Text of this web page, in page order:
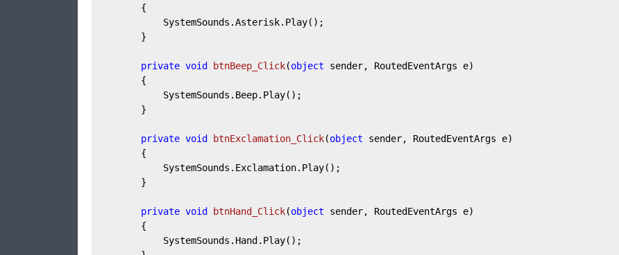
private void btnBeep_Click(object sender, RoutedEventArgs e)
private void btnExclamation_Click(object sender, RoutedEventArgs e)
private void btnHand_Click(object sender, RoutedEventArgs e)